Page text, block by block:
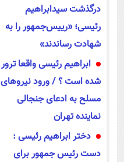
درگذشت سیدابراهیم
رئیسی؛ «رییس‌جمهور را به
شهادت رساندند»
ابراهیم رئیسی واقعا ترور
شده است ؟ / ورود نیروهای
مسلح به ادعای جنجالی
نماینده تهران
دختر ابراهیم رئیسی :
دست رئیس جمهور برای